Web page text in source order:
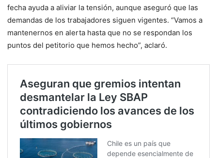
fecha ayuda a aliviar la tensión, aunque aseguró que las
demandas de los trabajadores siguen vigentes. “Vamos a
mantenernos en alerta hasta que no se respondan los
puntos del petitorio que hemos hecho”, aclaró.